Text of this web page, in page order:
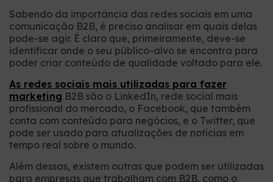
Sabendo da importância das redes sociais em uma
comunicação B2B, é preciso analisar em quais delas
pode-se agir. É claro que, primeiramente, deve-se
identificar onde o seu público-alvo se encontra para
poder criar conteúdo de qualidade voltado para ele.
As redes sociais mais utilizadas para fazer
marketing B2B são o LinkedIn, rede social mais
profissional do mercado, o Facebook, que também
conta com conteúdo para negócios, e o Twitter, que
pode ser usado para atualizações de notícias em
tempo real sobre o mundo.
Além dessas, existem outras que podem ser utilizadas
para empresas que trabalham com B2B, como o